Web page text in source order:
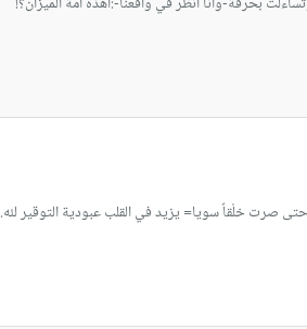
صرت خلْقاً سويا= يزيد في القلب عبودية التوقير لله.